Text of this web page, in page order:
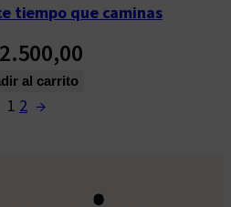
tiempo que caminas
al carrito
1 2 →